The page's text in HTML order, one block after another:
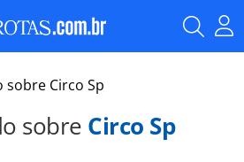
sobre Circo Sp
sobre Circo Sp